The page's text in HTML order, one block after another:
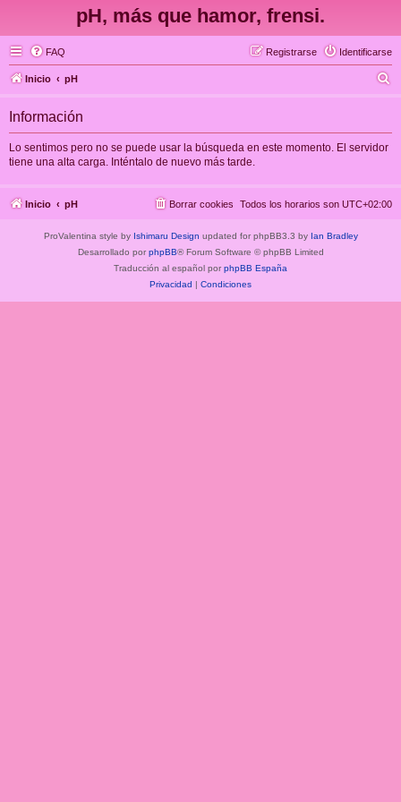
pH, más que hamor, frensi.
FAQ Identificarse
Registrarse
Inicio pH
Información
Lo sentimos pero no se puede usar la búsqueda en este momento. El servidor
tiene una alta carga. Inténtalo de nuevo más tarde.
Inicio pH Todos los horarios son UTC+02:00
Borrar cookies
ProValentina style by Ishimaru Design updated for phpBB3.3 by Ian Bradley
Desarrollado por phpBB® Forum Software © phpBB Limited
Traducción al español por phpBB España
Privacidad | Condiciones